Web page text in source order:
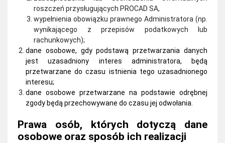
roszczeń przysługujących PROCAD SA,
wypełnienia obowiązku prawnego Administratora (np.
wynikającego z przepisów podatkowych lub
rachunkowych);
dane osobowe, gdy podstawą przetwarzania danych
jest uzasadniony interes administratora, będą
przetwarzane do czasu istnienia tego uzasadnionego
interesu;
dane osobowe przetwarzane na podstawie odrębnej
zgody będą przechowywane do czasu jej odwołania.
Prawa osób, których dotyczą dane
osobowe oraz sposób ich realizacji